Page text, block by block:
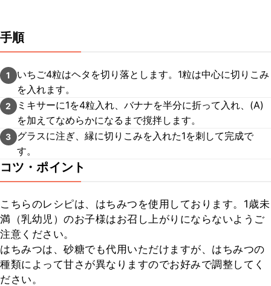
手順
1
いちご4粒はヘタを切り落とします。1粒は中心に切りこみ
を入れます。
2
ミキサーに1を4粒入れ、バナナを半分に折って入れ、(A)
を加えてなめらかになるまで撹拌します。
3
グラスに注ぎ、縁に切りこみを入れた1を刺して完成で
す。
コツ・ポイント
こちらのレシピは、はちみつを使用しております。1歳未
満（乳幼児）のお子様はお召し上がりにならないようご
注意ください。
はちみつは、砂糖でも代用いただけますが、はちみつの
種類によって甘さが異なりますのでお好みで調整してく
ださい。